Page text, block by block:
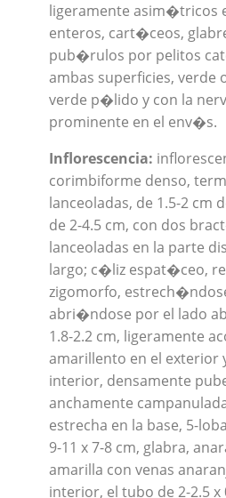
ligeramente asim�tricos
enteros, cart�ceos,
pub�rulos por pelitos
ambas superficies, verde
verde p�lido y con la
prominente en el env�s.
Inflorescencia:
corimbiforme denso,
lanceoladas, de 1.5-2 cm
de 2-4.5 cm, con dos
lanceoladas en la parte
largo; c�liz espat�ceo,
zigomorfo,
abri�ndose por el lado
1.8-2.2 cm, ligeramente
amarillento en el
interior, densamente
anchamente
estrecha en la base, 5-
9-11 x 7-8 cm, glabra,
amarilla con venas
interior, el tubo de 2-2.5 x